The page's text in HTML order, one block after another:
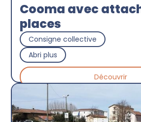
Cooma avec
places
Consigne collective
Abri plus
Découvrir